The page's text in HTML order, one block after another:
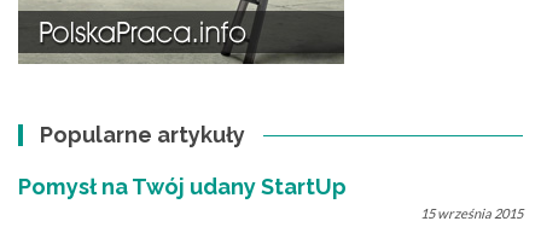
Popularne artykuły
Pomysł na Twój udany StartUp
15 września 2015